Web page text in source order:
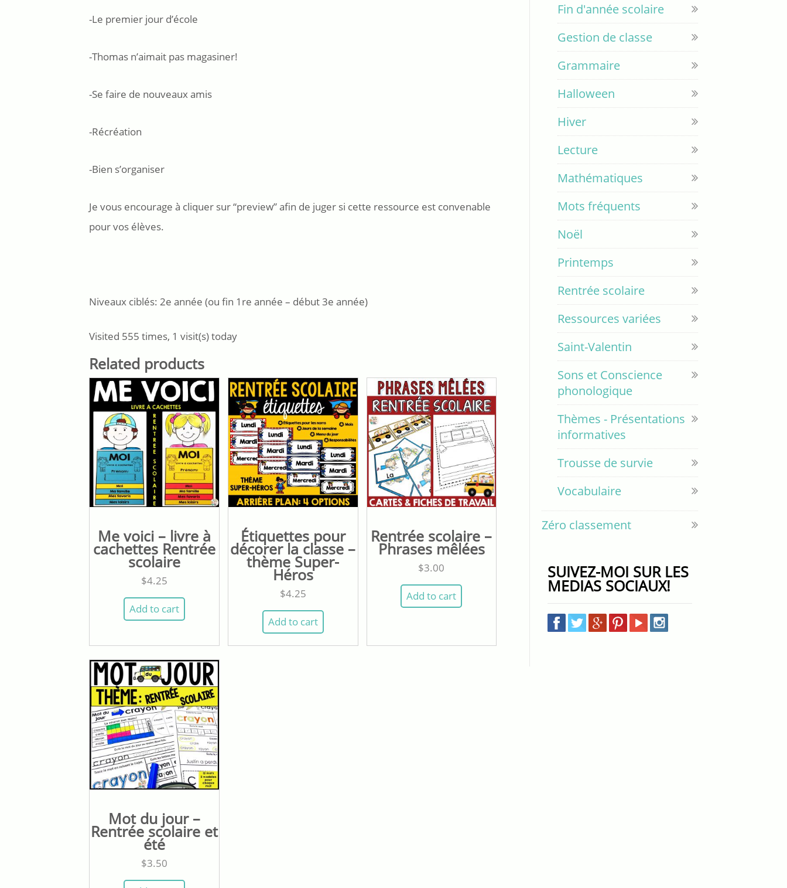
-Le premier jour d’école
-Thomas n’aimait pas magasiner!
-Se faire de nouveaux amis
-Récréation
-Bien s’organiser
Je vous encourage à cliquer sur “preview” afin de juger si cette ressource est convenable
pour vos élèves.
Niveaux ciblés: 2e année (ou fin 1re année – début 3e année)
Visited 555 times, 1 visit(s) today
Related products
Me voici – livre à
cachettes Rentrée
scolaire
$4.25
Add to cart
Étiquettes pour
décorer la classe –
thème Super-
Héros
$4.25
Add to cart
Rentrée scolaire –
Phrases mêlées
$3.00
Add to cart
Mot du jour –
Rentrée scolaire et
été
$3.50
Fin d'année scolaire
Gestion de classe
Grammaire
Halloween
Hiver
Lecture
Mathématiques
Mots fréquents
Noël
Printemps
Rentrée scolaire
Ressources variées
Saint-Valentin
Sons et Conscience
phonologique
Thèmes - Présentations
informatives
Trousse de survie
Vocabulaire
Zéro classement
SUIVEZ-MOI SUR LES
MEDIAS SOCIAUX!